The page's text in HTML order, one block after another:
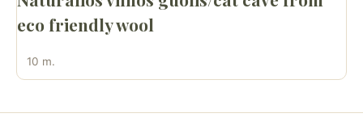
eco friendly wool
10 m.